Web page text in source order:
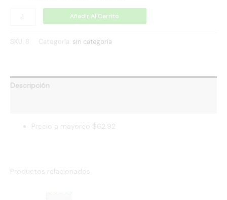
Añadir Al Carrito
SKU: 8 Categoría: sin categoría
Descripción
Precio a mayoreo $62.92
Productos relacionados